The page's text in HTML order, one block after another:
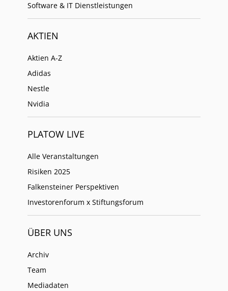
Software & IT Dienstleistungen
AKTIEN
Aktien A-Z
Adidas
Nestle
Nvidia
PLATOW LIVE
Alle Veranstaltungen
Risiken 2025
Falkensteiner Perspektiven
Investorenforum x Stiftungsforum
ÜBER UNS
Archiv
Team
Mediadaten